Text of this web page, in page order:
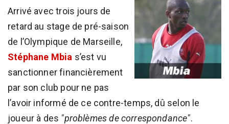
Arrivé avec trois jours de
retard au stage de pré-saison
de l’Olympique de Marseille,
Stéphane Mbia s’est vu
sanctionner financièrement
par son club pour ne pas
l’avoir informé de ce contre-temps, dû selon le
joueur à des "problèmes de correspondance".